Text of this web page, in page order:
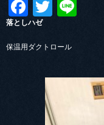
Facebook
Twitter
落としハゼ
保温用ダクトロール